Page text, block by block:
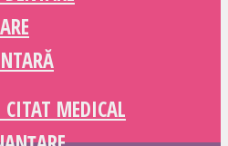
MEDICAL